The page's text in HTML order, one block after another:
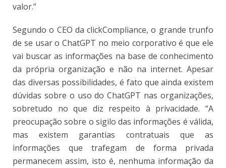
valor.”
Segundo o CEO da clickCompliance, o grande trunfo
de se usar o ChatGPT no meio corporativo é que ele
vai buscar as informações na base de conhecimento
da própria organização e não na internet. Apesar
das diversas possibilidades, é fato que ainda existem
dúvidas sobre o uso do ChatGPT nas organizações,
sobretudo no que diz respeito à privacidade. “A
preocupação sobre o sigilo das informações é válida,
mas existem garantias contratuais que as
informações que trafegam de forma privada
permanecem assim, isto é, nenhuma informação da